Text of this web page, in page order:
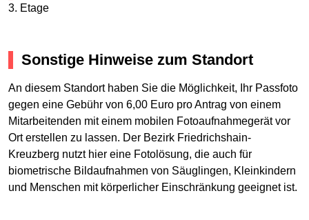
3. Etage
Sonstige Hinweise zum Standort
An diesem Standort haben Sie die Möglichkeit, Ihr Passfoto
gegen eine Gebühr von 6,00 Euro pro Antrag von einem
Mitarbeitenden mit einem mobilen Fotoaufnahmegerät vor
Ort erstellen zu lassen. Der Bezirk Friedrichshain-
Kreuzberg nutzt hier eine Fotolösung, die auch für
biometrische Bildaufnahmen von Säuglingen, Kleinkindern
und Menschen mit körperlicher Einschränkung geeignet ist.